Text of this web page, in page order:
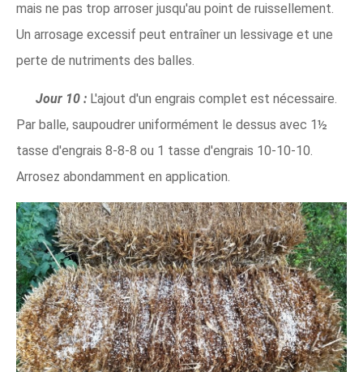
mais ne pas trop arroser jusqu'au point de ruissellement.
Un arrosage excessif peut entraîner un lessivage et une
perte de nutriments des balles.
Jour 10 : L'ajout d'un engrais complet est nécessaire.
Par balle, saupoudrer uniformément le dessus avec 1½
tasse d'engrais 8-8-8 ou 1 tasse d'engrais 10-10-10.
Arrosez abondamment en application.